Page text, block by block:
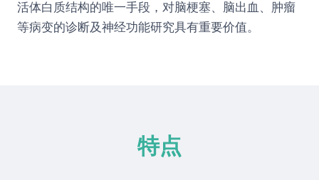
活体白质结构的唯一手段，对脑梗塞、脑出血、肿瘤
等病变的诊断及神经功能研究具有重要价值。
特点